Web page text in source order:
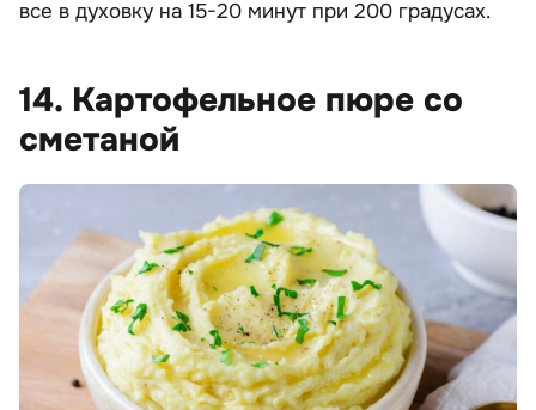
все в духовку на 15-20 минут при 200 градусах.
14. Картофельное пюре со
сметаной